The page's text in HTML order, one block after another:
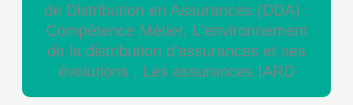
de Distribution en Assurances (DDA) :
Compétence Métier, L'environnement
de la distribution d'assurances et ses
évolutions ; Les assurances IARD